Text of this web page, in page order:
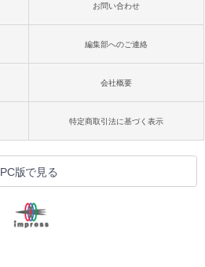
お問い合わせ
編集部へのご連絡
会社概要
特定商取引法に基づく表示
PC版で見る